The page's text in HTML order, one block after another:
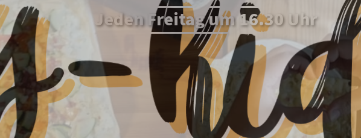
Jeden Freitag um 16.30 Uhr